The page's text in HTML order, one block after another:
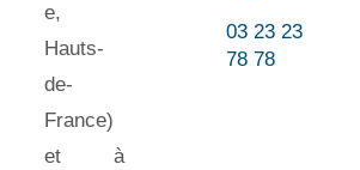
e,
Hauts-
de-
France)
et à
03 23 23
78 78